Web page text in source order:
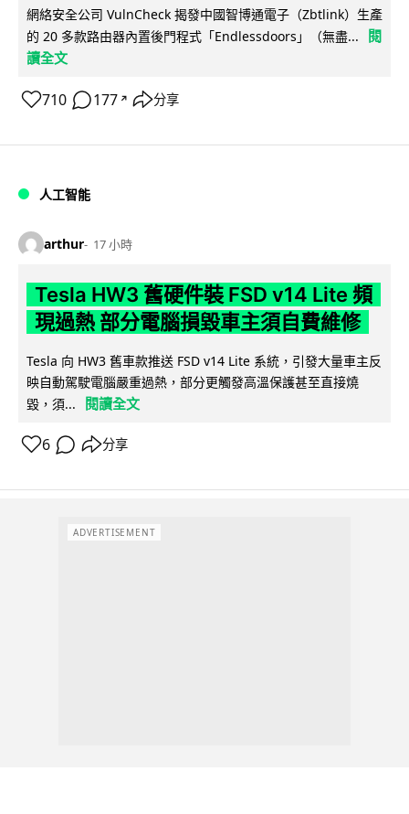
網絡安全公司 VulnCheck 揭發中國智博通電子（Zbtlink）生產
的 20 多款路由器內置後門程式「Endlessdoors」（無盡...
閱
讀全文
710 177 ↗ 分享
人工智能
arthur 17 小時
Tesla HW3 舊硬件裝 FSD v14 Lite 頻
現過熱 部分電腦損毀車主須自費維修
Tesla 向 HW3 舊車款推送 FSD v14 Lite 系統，引發大量車主反
映自動駕駛電腦嚴重過熱，部分更觸發高溫保護甚至直接燒
毀，須...
閱讀全文
6 分享
ADVERTISEMENT